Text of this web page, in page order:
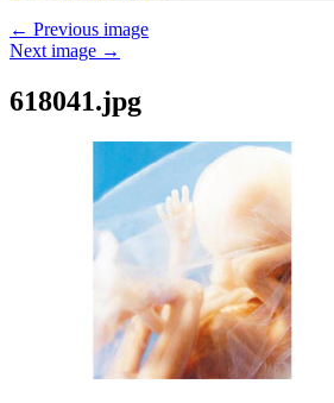
← Previous image
Next image →
618041.jpg